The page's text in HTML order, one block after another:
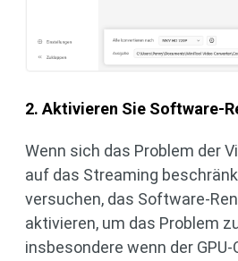
2. Aktivieren Sie Software-
Wenn sich das Problem der
auf das Streaming
versuchen, das Software-
aktivieren, um das Problem
insbesondere wenn der